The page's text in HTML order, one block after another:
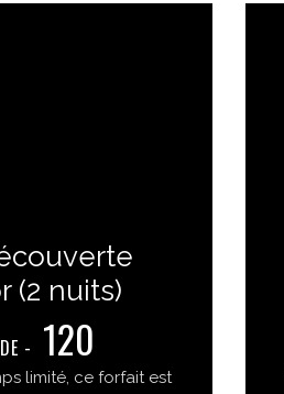
(2 nuits)
- 120
limité, ce forfait est